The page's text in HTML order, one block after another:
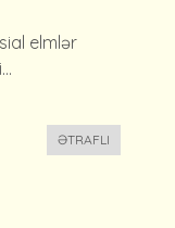
elmlər
ƏTRAFLI